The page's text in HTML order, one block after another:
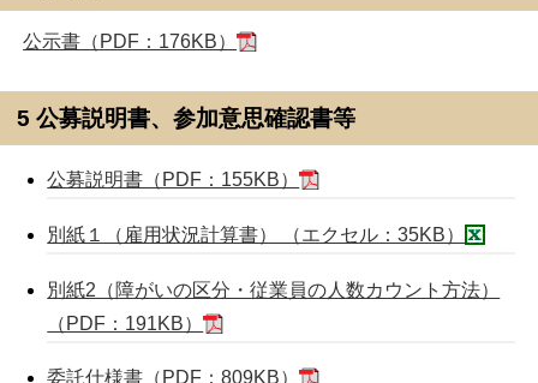
公示書（PDF：176KB）
5 公募説明書、参加意思確認書等
公募説明書（PDF：155KB）
別紙１（雇用状況計算書） （エクセル：35KB）
別紙2（障がいの区分・従業員の人数カウント方法）
（PDF：191KB）
委託仕様書（PDF：809KB）